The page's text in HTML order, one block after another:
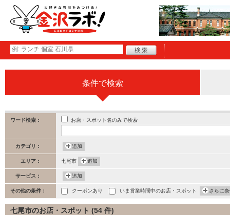
条件で検索
ワード検索： お店・スポット名のみで検索
カテゴリ： 追加
エリア： 七尾市 追加
サービス： 追加
その他の条件： クーポンあり いま営業時間中のお店・スポット さらに
七尾市のお店・スポット (54 件)